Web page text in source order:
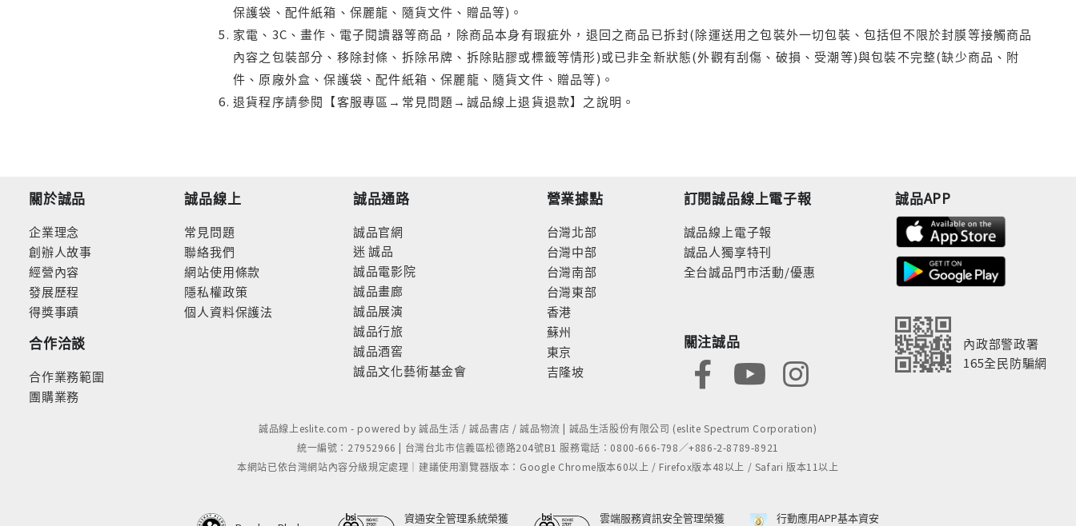
保護袋、配件紙箱、保麗龍、隨貨文件、贈品等)。
家電、3C、畫作、電子閱讀器等商品，除商品本身有瑕疵外，退回之商品已拆封(除運送用之包裝外一切包裝、包括但不限於封膜等接觸商品
內容之包裝部分、移除封條、拆除吊牌、拆除貼膠或標籤等情形)或已非全新狀態(外觀有刮傷、破損、受潮等)與包裝不完整(缺少商品、附
件、原廠外盒、保護袋、配件紙箱、保麗龍、隨貨文件、贈品等)。
退貨程序請參閱【客服專區→常見問題→誠品線上退貨退款】之說明。
關於誠品
企業理念
創辦人故事
經營內容
發展歷程
得獎事蹟
合作洽談
合作業務範圍
團購業務
誠品線上
常見問題
聯絡我們
網站使用條款
隱私權政策
個人資料保護法
誠品通路
誠品官網
迷 誠品
誠品電影院
誠品畫廊
誠品展演
誠品行旅
誠品酒窖
誠品文化藝術基金會
營業據點
台灣北部
台灣中部
台灣南部
台灣東部
香港
蘇州
東京
吉隆坡
訂閱誠品線上電子報
誠品線上電子報
誠品人獨享特刊
全台誠品門市活動/優惠
關注誠品
誠品APP
內政部警政署
165全民防騙網
誠品線上eslite.com - powered by 誠品生活 / 誠品書店 / 誠品物流 | 誠品生活股份有限公司 (eslite Spectrum Corporation)
統一編號：27952966 | 台灣台北市信義區松德路204號B1 服務電話：0800-666-798／+886-2-8789-8921
本網站已依台灣網站內容分級規定處理｜建議使用瀏覽器版本：Google Chrome版本60以上 / Firefox版本48以上 / Safari 版本11以上
資通安全管理系統榮獲 雲端服務資訊安全管理榮獲 行動應用APP基本資安